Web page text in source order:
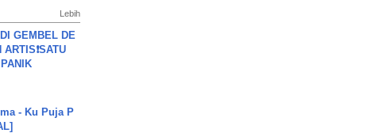
Lebih
GEMBEL DE
- Ku Puja P